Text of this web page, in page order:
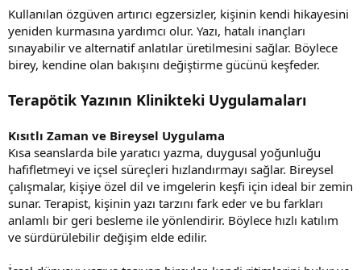
Kullanılan özgüven artırıcı egzersizler, kişinin kendi hikayesini
yeniden kurmasına yardımcı olur. Yazı, hatalı inançları
sınayabilir ve alternatif anlatılar üretilmesini sağlar. Böylece
birey, kendine olan bakışını değiştirme gücünü keşfeder.
Terapötik Yazının Klinikteki Uygulamaları
Kısıtlı Zaman ve Bireysel Uygulama
Kısa seanslarda bile yaratıcı yazma, duygusal yoğunluğu
hafifletmeyi ve içsel süreçleri hızlandırmayı sağlar. Bireysel
çalışmalar, kişiye özel dil ve imgelerin keşfi için ideal bir zemin
sunar. Terapist, kişinin yazı tarzını fark eder ve bu farkları
anlamlı bir geri besleme ile yönlendirir. Böylece hızlı katılım
ve sürdürülebilir değişim elde edilir.